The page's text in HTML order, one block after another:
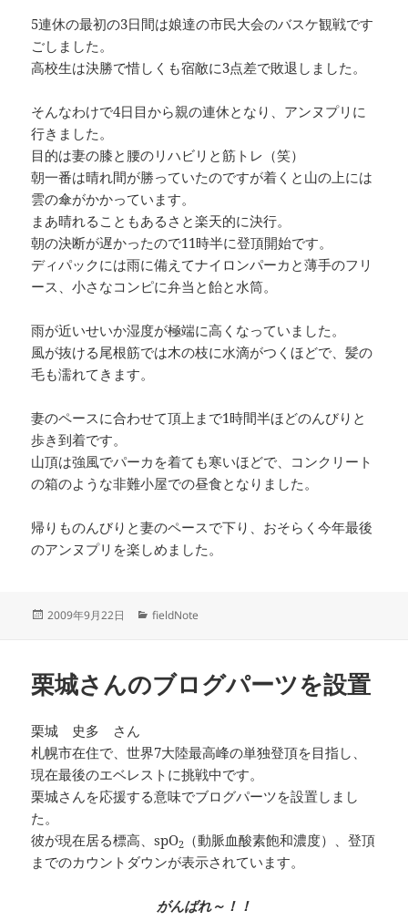
5連休の最初の3日間は娘達の市民大会のバスケ観戦です
ごしました。
高校生は決勝で惜しくも宿敵に3点差で敗退しました。
そんなわけで4日目から親の連休となり、アンヌプリに
行きました。
目的は妻の膝と腰のリハビリと筋トレ（笑）
朝一番は晴れ間が勝っていたのですが着くと山の上には
雲の傘がかかっています。
まあ晴れることもあるさと楽天的に決行。
朝の決断が遅かったので11時半に登頂開始です。
ディパックには雨に備えてナイロンパーカと薄手のフリ
ース、小さなコンピに弁当と飴と水筒。
雨が近いせいか湿度が極端に高くなっていました。
風が抜ける尾根筋では木の枝に水滴がつくほどで、髪の
毛も濡れてきます。
妻のペースに合わせて頂上まで1時間半ほどのんびりと
歩き到着です。
山頂は強風でパーカを着ても寒いほどで、コンクリート
の箱のような非難小屋での昼食となりました。
帰りものんびりと妻のペースで下り、おそらく今年最後
のアンヌプリを楽しめました。
投
2009年9月22日
カ
ー
fieldNote
栗城さんのブログパーツを設置
栗城 史多 さん
札幌市在住で、世界7大陸最高峰の単独登頂を目指し、
現在最後のエベレストに挑戦中です。
栗城さんを応援する意味でブログパーツを設置しまし
た。
彼が現在居る標高、spO2 （動脈血酸素飽和濃度）、登頂
までのカウントダウンが表示されています。
がんばれ～！！